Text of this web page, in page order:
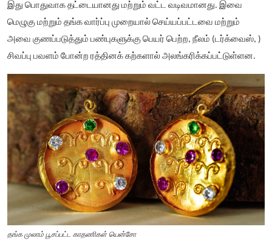
இது பொதுவாக தட்டையானது மற்றும் வட்ட வடிவமானது. இவை
மெழுகு மற்றும் தங்க வார்ப்பு முறையால் செய்யப்பட்டவை மற்றும்
அவை குணப்படுத்தும் பண்புகளுக்கு பெயர் பெற்ற, நீலம் (டர்க்வைஸ், )
சிவப்பு பவளம் போன்ற ரத்தினக் கற்களால் அலங்கரிக்கப்பட்டுள்ளன.
தங்க முலாம் பூசப்பட்ட காதணிகள் யென்சோ